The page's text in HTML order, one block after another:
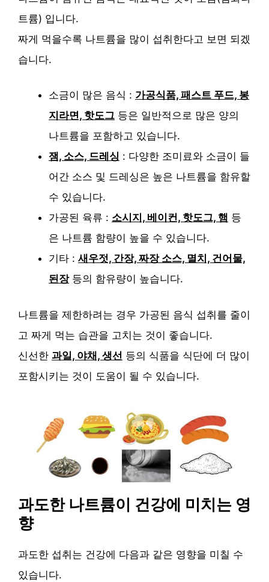
트륨) 입니다.
짜게 먹을수록 나트륨을 많이 섭취한다고 보면 되겠
습니다.
소금이 많은 음식 : 가공식품, 패스트 푸드, 봉
지라면, 핫도그 등은 일반적으로 많은 양의
나트륨을 포함하고 있습니다.
잼, 소스, 드레싱 : 다양한 조미료와 소금이 들
어간 소스 및 드레싱은 높은 나트륨을 함유할
수 있습니다.
가공된 육류 : 소시지, 베이컨, 핫도그, 햄 등
은 나트륨 함량이 높을 수 있습니다.
기타 : 새우젓, 간장, 짜장 소스, 멸치, 건어물,
된장등의 함유량이 높습니다.
나트륨을 제한하려는 경우 가공된 음식 섭취를 줄이
고 짜게 먹는 습관을 고치는 것이 좋습니다.
신선한 과일, 야채, 생선 등의 식품을 식단에 더 많이
포함시키는 것이 도움이 될 수 있습니다.
과도한 나트륨이 건강에 미치는 영
향
과도한 섭취는 건강에 다음과 같은 영향을 미칠 수
있습니다.